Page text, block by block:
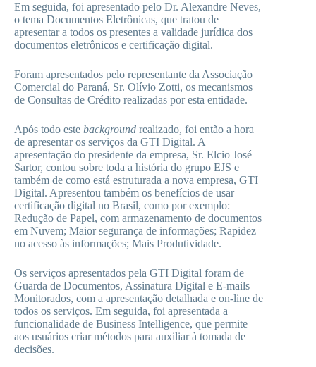
Em seguida, foi apresentado pelo Dr. Alexandre Neves,
o tema Documentos Eletrônicas, que tratou de
apresentar a todos os presentes a validade jurídica dos
documentos eletrônicos e certificação digital.
Foram apresentados pelo representante da Associação
Comercial do Paraná, Sr. Olívio Zotti, os mecanismos
de Consultas de Crédito realizadas por esta entidade.
Após todo este background realizado, foi então a hora
de apresentar os serviços da GTI Digital. A
apresentação do presidente da empresa, Sr. Elcio José
Sartor, contou sobre toda a história do grupo EJS e
também de como está estruturada a nova empresa, GTI
Digital. Apresentou também os benefícios de usar
certificação digital no Brasil, como por exemplo:
Redução de Papel, com armazenamento de documentos
em Nuvem; Maior segurança de informações; Rapidez
no acesso às informações; Mais Produtividade.
Os serviços apresentados pela GTI Digital foram de
Guarda de Documentos, Assinatura Digital e E-mails
Monitorados, com a apresentação detalhada e on-line de
todos os serviços. Em seguida, foi apresentada a
funcionalidade de Business Intelligence, que permite
aos usuários criar métodos para auxiliar à tomada de
decisões.